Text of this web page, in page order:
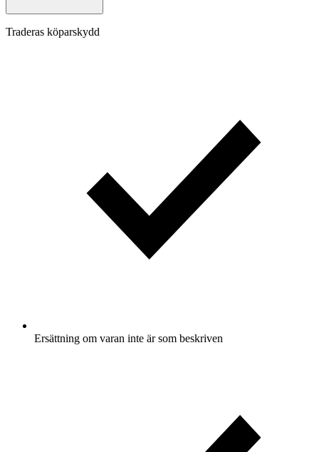
Traderas köparskydd
Ersättning om varan inte är som beskriven